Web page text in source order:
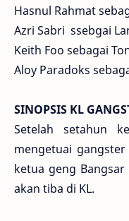
Hasnul Rahmat
Azri Sabri ssebgai
Keith Foo sebagai
Aloy Paradoks
SINOPSIS KL
Setelah setahun
mengetuai
ketua geng
akan tiba di KL.